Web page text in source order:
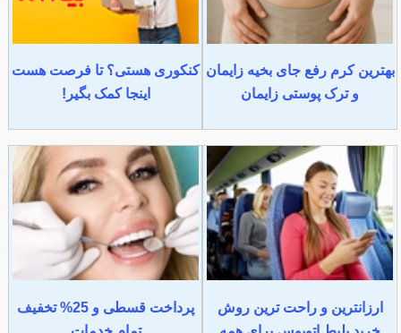
بهترین کرم رفع جای بخیه زایمان
و ترک پوستی زایمان
کنکوری هستی؟ تا فرصت هست
اینجا کمک بگیر!
ارزانترین و راحت ترین روش
پرداخت قسطی و 25% تخفیف